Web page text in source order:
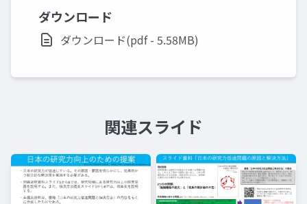
ダウンロード
ダウンロード(pdf - 5.58MB)
関連スライド